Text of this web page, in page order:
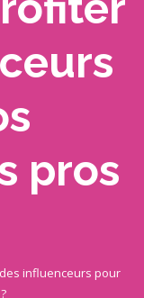
pros
influenceurs pour